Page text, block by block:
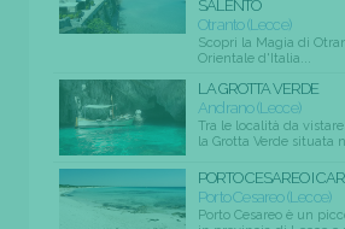
SALENTO
Otranto (Lecce)
Scopri la Magia di
Orientale d'Italia...
LA GROTTA VERDE
Andrano (Lecce)
Tra le località da
la Grotta Verde situata
PORTO CESAREO I
Porto Cesareo (Lecce)
Porto Cesareo è un